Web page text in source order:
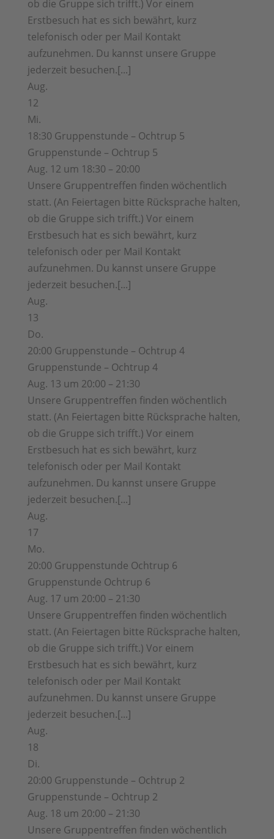
ob die Gruppe sich trifft.) Vor einem
Erstbesuch hat es sich bewährt, kurz
telefonisch oder per Mail Kontakt
aufzunehmen. Du kannst unsere Gruppe
jederzeit besuchen.[...]
Aug.
12
Mi.
18:30 Gruppenstunde – Ochtrup 5
Gruppenstunde – Ochtrup 5
Aug. 12 um 18:30 – 20:00
Unsere Gruppentreffen finden wöchentlich
statt. (An Feiertagen bitte Rücksprache halten,
ob die Gruppe sich trifft.) Vor einem
Erstbesuch hat es sich bewährt, kurz
telefonisch oder per Mail Kontakt
aufzunehmen. Du kannst unsere Gruppe
jederzeit besuchen.[...]
Aug.
13
Do.
20:00 Gruppenstunde – Ochtrup 4
Gruppenstunde – Ochtrup 4
Aug. 13 um 20:00 – 21:30
Unsere Gruppentreffen finden wöchentlich
statt. (An Feiertagen bitte Rücksprache halten,
ob die Gruppe sich trifft.) Vor einem
Erstbesuch hat es sich bewährt, kurz
telefonisch oder per Mail Kontakt
aufzunehmen. Du kannst unsere Gruppe
jederzeit besuchen.[...]
Aug.
17
Mo.
20:00 Gruppenstunde Ochtrup 6
Gruppenstunde Ochtrup 6
Aug. 17 um 20:00 – 21:30
Unsere Gruppentreffen finden wöchentlich
statt. (An Feiertagen bitte Rücksprache halten,
ob die Gruppe sich trifft.) Vor einem
Erstbesuch hat es sich bewährt, kurz
telefonisch oder per Mail Kontakt
aufzunehmen. Du kannst unsere Gruppe
jederzeit besuchen.[...]
Aug.
18
Di.
20:00 Gruppenstunde – Ochtrup 2
Gruppenstunde – Ochtrup 2
Aug. 18 um 20:00 – 21:30
Unsere Gruppentreffen finden wöchentlich